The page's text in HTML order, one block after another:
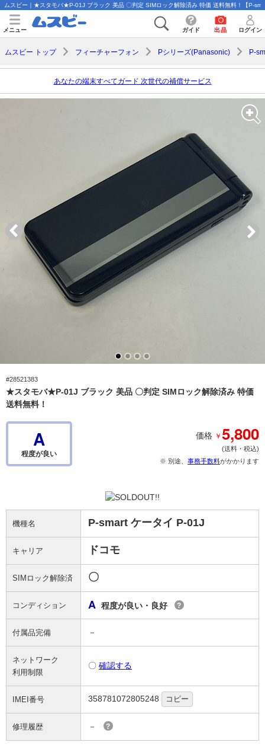
ムスビー｜★スタモバ★P-01J ブラック 美品 〇判定 SIMロック解除済み 特価 送料無料！【P-
メニュー ガイド 出品 ログイン
ムスビー トップ フィーチャーフォン Pシリーズ(Panasonic) P-
あなたの端末すべてガード 次世代の補償サービス
#28521383
★スタモバ★P-01J ブラック 美品 〇判定 SIMロック解除済み 特価
送料無料！
A
程度が良い
価格 ￥5,800
(送料・税込)
※ 別途、 事務手数料がかかります
機種名 P-smart ケータイ P-01J
キャリア ドコモ
SIMロック解除済 〇
コンディション A 程度が良い・良好 ?
付属品完備 －
ネットワーク
利用制限
〇 確認する
IMEI番号 358781072805248 コピー
修理履歴 － ?